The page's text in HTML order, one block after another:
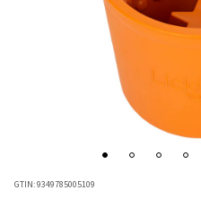
GTIN:9349785005109